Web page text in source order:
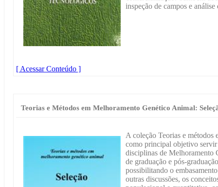
inspeção de campos e análise
[ Acessar Conteúdo ]
Teorias e Métodos em Melhoramento Genético Animal:
A coleção Teorias e métodos
como principal objetivo
disciplinas de Melhoramento
de graduação e pós-
possibilitando o
outras discussões, os